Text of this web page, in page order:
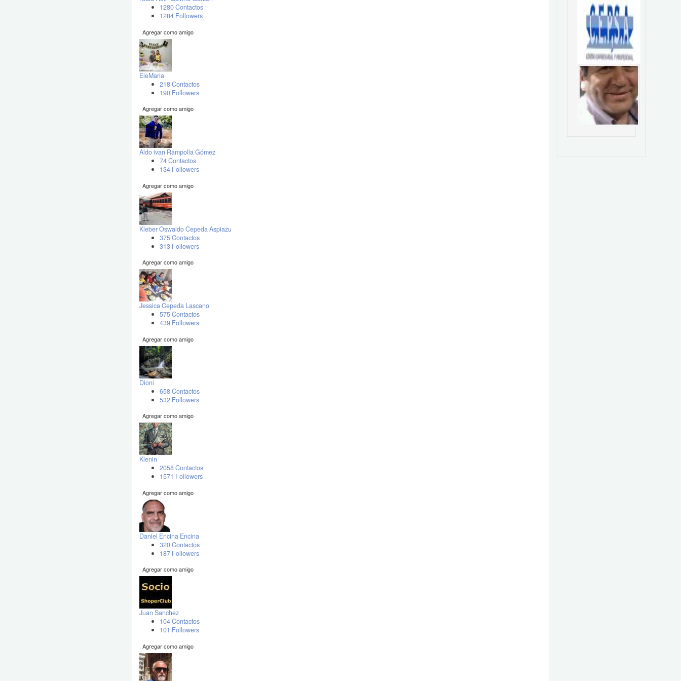
1280 Contactos
1284 Followers
Agregar como amigo
EleMaria
218 Contactos
190 Followers
Agregar como amigo
Aldo ivan Rampolla Gómez
74 Contactos
134 Followers
Agregar como amigo
Kleber Oswaldo Cepeda Aspiazu
375 Contactos
313 Followers
Agregar como amigo
Jessica Cepeda Lascano
575 Contactos
439 Followers
Agregar como amigo
Dioni
658 Contactos
532 Followers
Agregar como amigo
Klenin
2058 Contactos
1571 Followers
Agregar como amigo
Daniel Encina Encina
320 Contactos
187 Followers
Agregar como amigo
Juan Sanchez
104 Contactos
101 Followers
Agregar como amigo